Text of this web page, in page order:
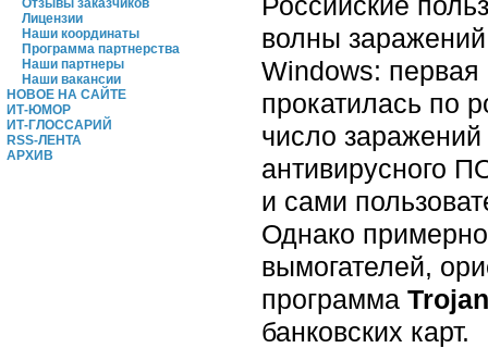
Отзывы заказчиков
Лицензии
Наши координаты
Программа партнерства
Наши партнеры
Наши вакансии
НОВОЕ НА САЙТЕ
ИТ-ЮМОР
ИТ-ГЛОССАРИЙ
RSS-ЛЕНТА
АРХИВ
волны
Windows: первая
прокатилась по
число
антивирусного
и сами
Однако
вымогателей,
программа
банковских карт.